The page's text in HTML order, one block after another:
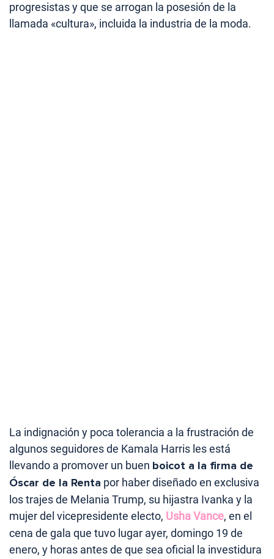
progresistas y que se arrogan la posesión de la
llamada «cultura», incluida la industria de la moda.
La indignación y poca tolerancia a la frustración de
algunos seguidores de Kamala Harris les está
llevando a promover un buen boicot a la firma de
Óscar de la Renta por haber diseñado en exclusiva
los trajes de Melania Trump, su hijastra Ivanka y la
mujer del vicepresidente electo, Usha Vance, en el
cena de gala que tuvo lugar ayer, domingo 19 de
enero, y horas antes de que sea oficial la investidura